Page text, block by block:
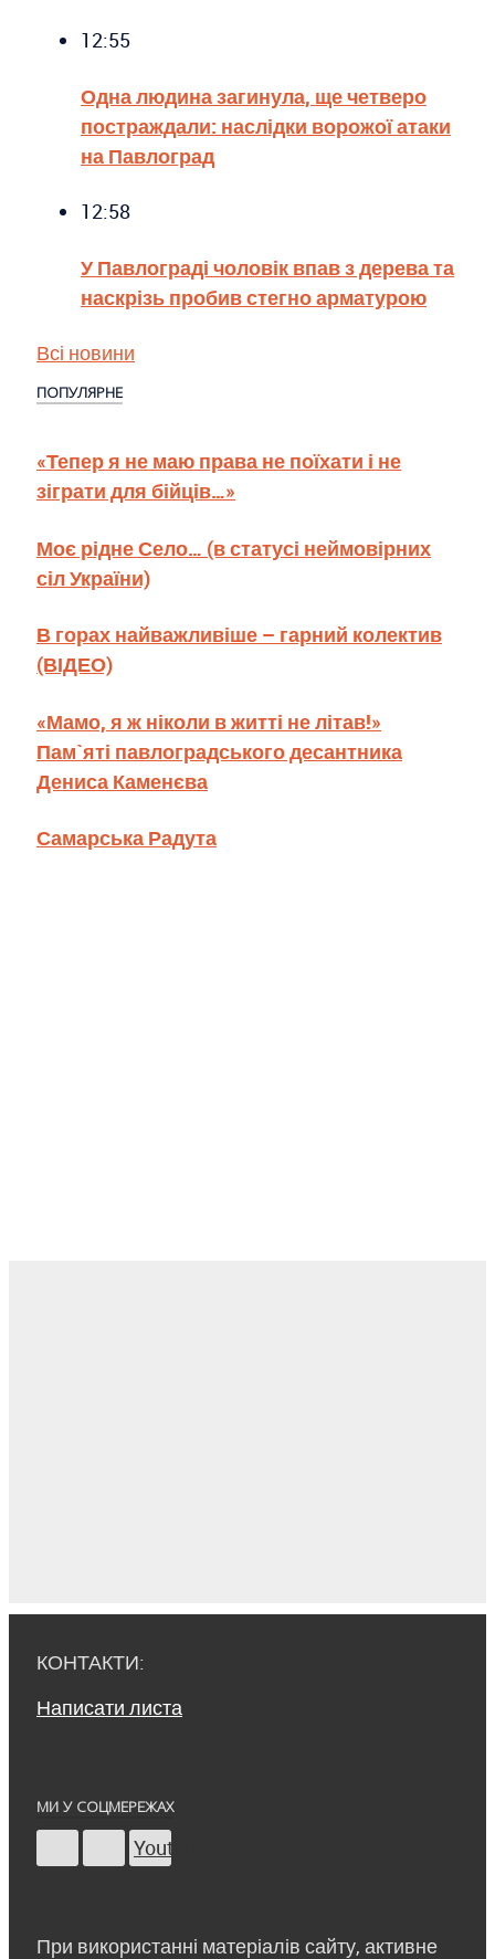
12:55
Одна людина загинула, ще четверо
постраждали: наслідки ворожої атаки
на Павлоград
12:58
У Павлограді чоловік впав з дерева та
наскрізь пробив стегно арматурою
Всі новини
ПОПУЛЯРНЕ
«Тепер я не маю права не поїхати і не
зіграти для бійців…»
Моє рідне Село… (в статусі неймовірних
сіл України)
В горах найважливіше – гарний колектив
(ВІДЕО)
«Мамо, я ж ніколи в житті не літав!»
Пам`яті павлоградського десантника
Дениса Каменєва
Самарська Радута
КОНТАКТИ:
Написати листа
МИ У СОЦМЕРЕЖАХ
Youtube
При використанні матеріалів сайту, активне